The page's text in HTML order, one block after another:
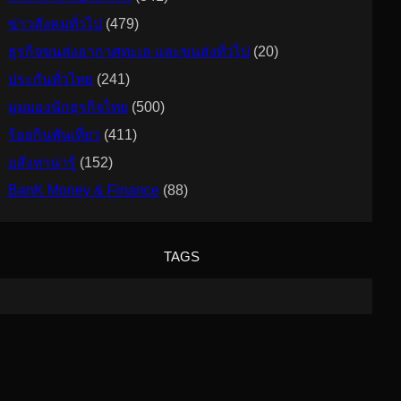
ข่าวสังคมทั่วไป (479)
ธุรกิจขนส่งอากาศทะเล และขนส่งทั่วไป (20)
ประกันทั่วไทย (241)
มุมมองนักธุรกิจไทย (500)
ร้อยกินพันเที่ยว (411)
อสังหาน่ารู้ (152)
ฺBanK Money & Finance (88)
TAGS